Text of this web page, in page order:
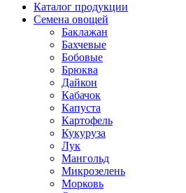
Каталог продукции
Семена овощей
Баклажан
Бахчевые
Бобовые
Брюква
Дайкон
Кабачок
Капуста
Картофель
Кукуруза
Лук
Мангольд
Микрозелень
Морковь